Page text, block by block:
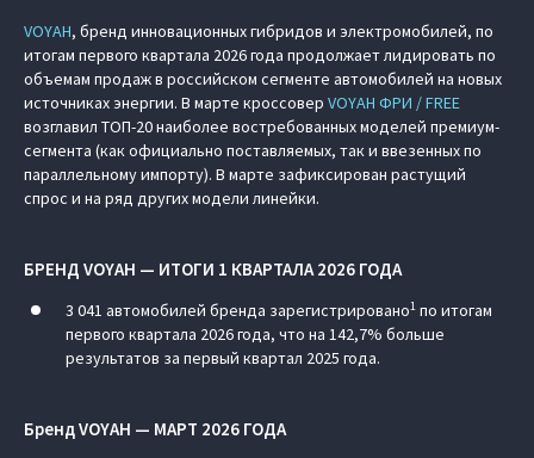
VOYAH, бренд инновационных гибридов и электромобилей, по
итогам первого квартала 2026 года продолжает лидировать по
объемам продаж в российском сегменте автомобилей на новых
источниках энергии. В марте кроссовер VOYAH ФРИ / FREE
возглавил ТОП-20 наиболее востребованных моделей премиум-
сегмента (как официально поставляемых, так и ввезенных по
параллельному импорту). В марте зафиксирован растущий
спрос и на ряд других модели линейки.
БРЕНД VOYAH — ИТОГИ 1 КВАРТАЛА 2026 ГОДА
3 041 автомобилей бренда зарегистрировано1 по итогам
первого квартала 2026 года, что на 142,7% больше
результатов за первый квартал 2025 года.
Бренд VOYAH — МАРТ 2026 ГОДА